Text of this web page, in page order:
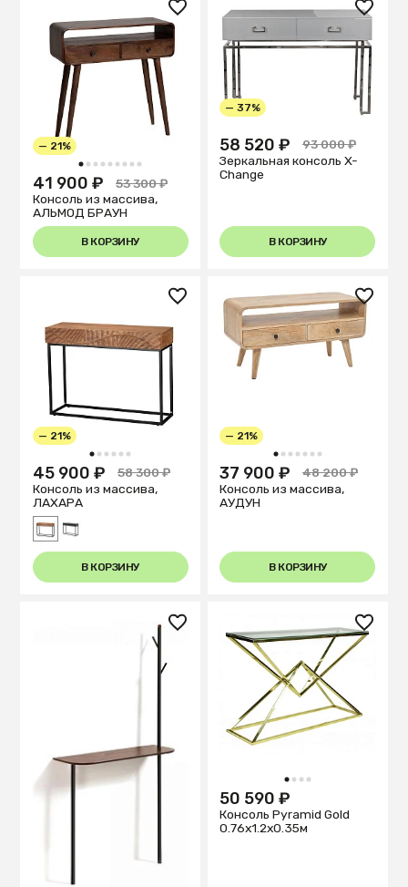
1 2 3 4 5 6 7 8 9
— 21%
41 900 ₽
53 300 ₽
Консоль из массива,
АЛЬМОД БРАУН
В КОРЗИНУ
— 37%
58 520 ₽
93 000 ₽
Зеркальная консоль X-
Change
В КОРЗИНУ
1 2 3 4 5 6
— 21%
45 900 ₽
58 300 ₽
Консоль из массива,
ЛАХАРА
В КОРЗИНУ
1 2 3 4 5 6 7
— 21%
37 900 ₽
48 200 ₽
Консоль из массива,
АУДУН
В КОРЗИНУ
1 2 3 4
50 590 ₽
Консоль Pyramid Gold
0.76x1.2x0.35м